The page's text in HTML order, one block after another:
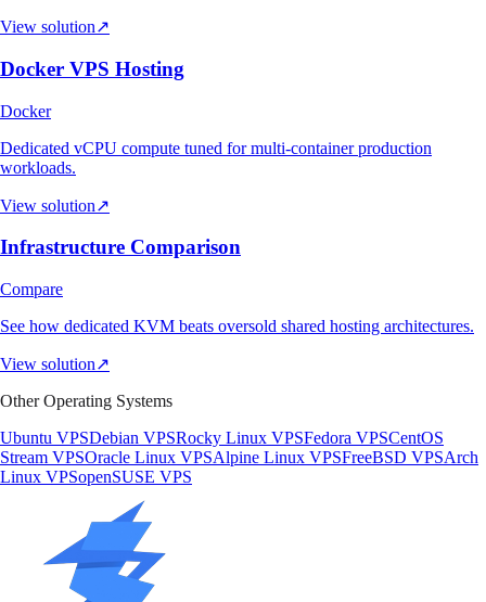
View solution↗
Docker VPS Hosting
Docker
Dedicated vCPU compute tuned for multi-container production
workloads.
View solution↗
Infrastructure Comparison
Compare
See how dedicated KVM beats oversold shared hosting architectures.
View solution↗
Other Operating Systems
Ubuntu VPSDebian VPSRocky Linux VPSFedora VPSCentOS
Stream VPSOracle Linux VPSAlpine Linux VPSFreeBSD VPSArch
Linux VPSopenSUSE VPS